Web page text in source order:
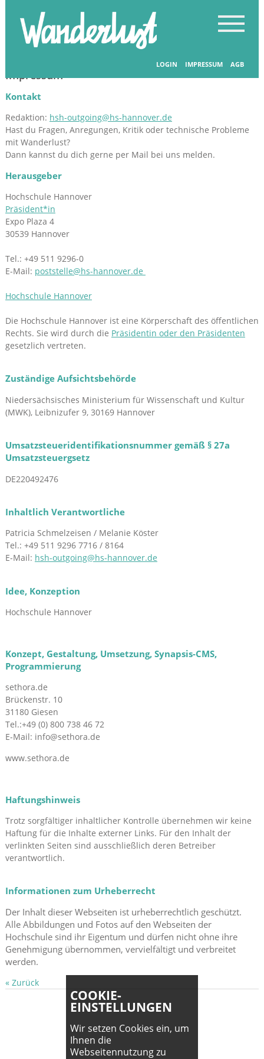
LOGIN IMPRESSUM AGB
Impressum
Kontakt
Redaktion: hsh-outgoing@hs-hannover.de
Hast du Fragen, Anregungen, Kritik oder technische Probleme
mit Wanderlust?
Dann kannst du dich gerne per Mail bei uns melden.
Herausgeber
Hochschule Hannover
Präsident*in
Expo Plaza 4
30539 Hannover
Tel.: +49 511 9296-0
E-Mail: poststelle@hs-hannover.de
Hochschule Hannover
Die Hochschule Hannover ist eine Körperschaft des öffentlichen
Rechts. Sie wird durch die Präsidentin oder den Präsidenten
gesetzlich vertreten.
Zuständige Aufsichtsbehörde
Niedersächsisches Ministerium für Wissenschaft und Kultur
(MWK), Leibnizufer 9, 30169 Hannover
Umsatzsteueridentifikationsnummer gemäß § 27a
Umsatzsteuergsetz
DE220492476
Inhaltlich Verantwortliche
Patricia Schmelzeisen / Melanie Köster
Tel.: +49 511 9296 7716 / 8164
E-Mail: hsh-outgoing@hs-hannover.de
Idee, Konzeption
Hochschule Hannover
Konzept, Gestaltung, Umsetzung, Synapsis-CMS,
Programmierung
sethora.de
Brückenstr. 10
31180 Giesen
Tel.:+49 (0) 800 738 46 72
E-Mail: info@sethora.de
www.sethora.de
Haftungshinweis
Trotz sorgfältiger inhaltlicher Kontrolle übernehmen wir keine
Haftung für die Inhalte externer Links. Für den Inhalt der
verlinkten Seiten sind ausschließlich deren Betreiber
verantwortlich.
Informationen zum Urheberrecht
Der Inhalt dieser Webseiten ist urheberrechtlich geschützt.
Alle Abbildungen und Fotos auf den Webseiten der
Hochschule sind ihr Eigentum und dürfen nicht ohne ihre
Genehmigung übernommen, vervielfältigt und verbreitet
werden.
« Zurück
COOKIE-
EINSTELLUNGEN
Wir setzen Cookies ein, um
Ihnen die
Webseitennutzung zu